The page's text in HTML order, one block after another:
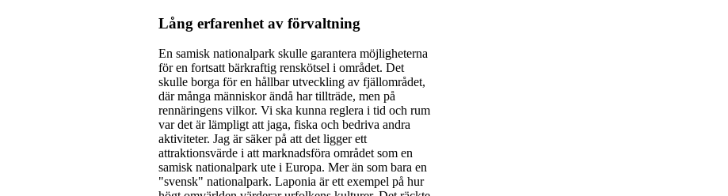
Lång erfarenhet av förvaltning
En samisk nationalpark skulle garantera möjligheterna
för en fortsatt bärkraftig renskötsel i området. Det
skulle borga för en hållbar utveckling av fjällområdet,
där många människor ändå har tillträde, men på
rennäringens vilkor. Vi ska kunna reglera i tid och rum
var det är lämpligt att jaga, fiska och bedriva andra
aktiviteter. Jag är säker på att det ligger ett
attraktionsvärde i att marknadsföra området som en
samisk nationalpark ute i Europa. Mer än som bara en
"svensk" nationalpark. Laponia är ett exempel på hur